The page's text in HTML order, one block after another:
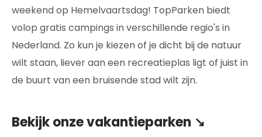
weekend op Hemelvaartsdag! TopParken biedt
volop gratis campings in verschillende regio's in
Nederland. Zo kun je kiezen of je dicht bij de natuur
wilt staan, liever aan een recreatieplas ligt of juist in
de buurt van een bruisende stad wilt zijn.
Bekijk onze vakantieparken ↘️